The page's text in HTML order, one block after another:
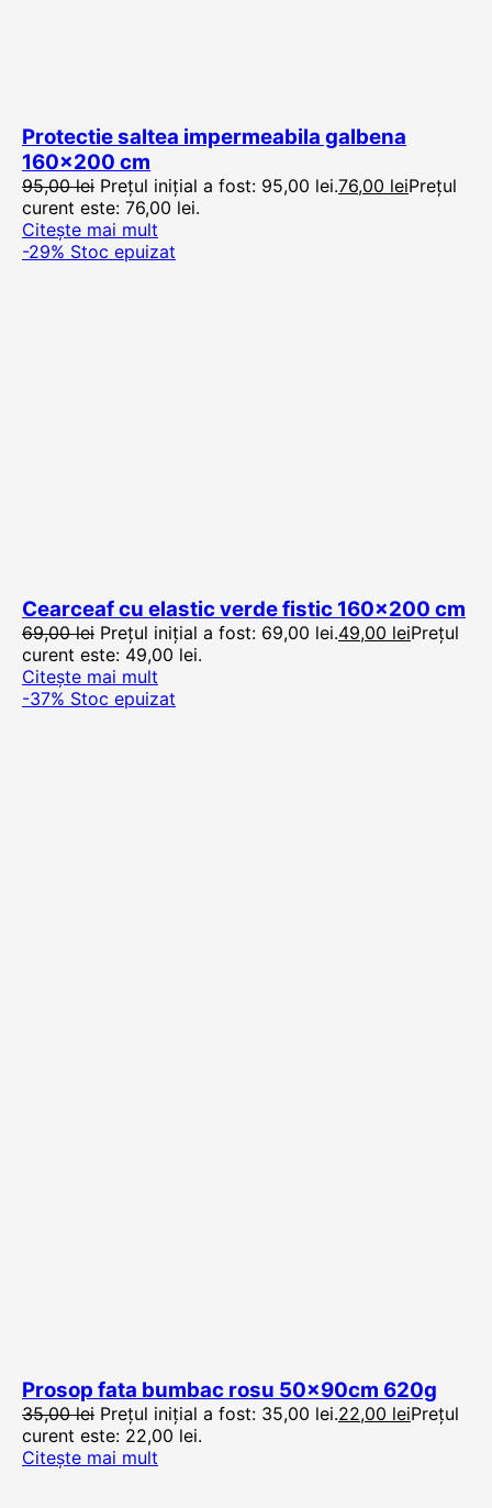
Protectie saltea impermeabila galbena
160×200 cm
95,00lei Prețul inițial a fost: 95,00 lei.76,00 leiPrețul
curent este: 76,00 lei.
Citește mai mult
-29% Stoc epuizat
Cearceaf cu elastic verde fistic 160×200 cm
69,00lei Prețul inițial a fost: 69,00 lei.49,00 leiPrețul
curent este: 49,00 lei.
Citește mai mult
-37% Stoc epuizat
Prosop fata bumbac rosu 50x90cm 620g
35,00lei Prețul inițial a fost: 35,00 lei.22,00 leiPrețul
curent este: 22,00 lei.
Citește mai mult